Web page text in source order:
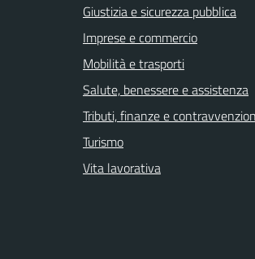
Giustizia e sicurezza pubblica
Imprese e commercio
Mobilità e trasporti
Salute, benessere e assistenza
Tributi, finanze e
Turismo
Vita lavorativa